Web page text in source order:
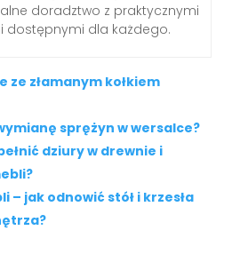
doradztwo z praktycznymi
dostępnymi dla każdego.
ze złamanym kołkiem
sprężyn w wersalce?
dziury w drewnie i
– jak odnowić stół i krzesła